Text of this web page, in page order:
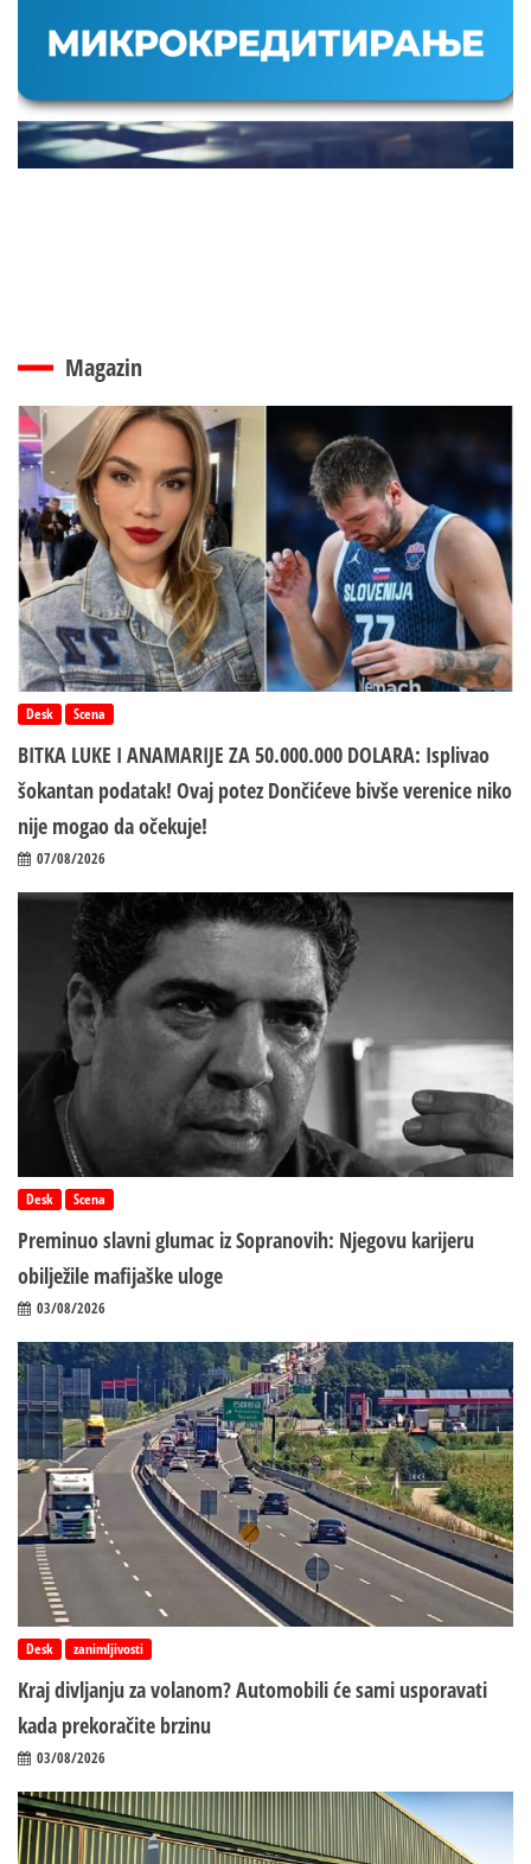
Magazin
Desk Scena
BITKA LUKE I ANAMARIJE ZA 50.000.000 DOLARA: Isplivao
šokantan podatak! Ovaj potez Dončićeve bivše verenice niko
nije mogao da očekuje!
07/08/2026
Desk Scena
Preminuo slavni glumac iz Sopranovih: Njegovu karijeru
obilježile mafijaške uloge
03/08/2026
Desk zanimljivosti
Kraj divljanju za volanom? Automobili će sami usporavati
kada prekoračite brzinu
03/08/2026